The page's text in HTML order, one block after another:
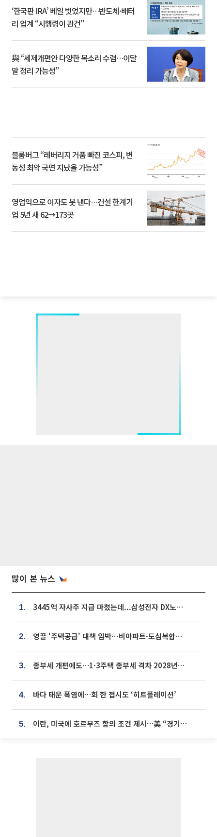
‘한국판 IRA’ 베일 벗었지만…반도체·배터
리 업계 “시행령이 관건”
與 “세제개편안 다양한 목소리 수렴…이달
말 정리 가능성”
블룸버그 “레버리지 거품 빠진 코스피, 변
동성 최악 국면 지났을 가능성”
영업익으로 이자도 못 낸다…건설 한계기
업 5년 새 62→173곳
많이 본 뉴스
1. 3445억 자사주 지급 마쳤는데...삼성전자 DX노조, 뒤늦은 '떼쓰기 집회'
2. 영끌 '주택공급' 대책 임박⋯비아파트·도심복합까지 총동원
3. 종부세 개편에도…1·3주택 종부세 격차 2028년부터 확대
4. 바다 태운 폭염에…회 한 접시도 ‘히트플레이션’
5. 이란, 미국에 호르무즈 합의 조건 제시…美 “경기 아직 안 끝나” [종합]